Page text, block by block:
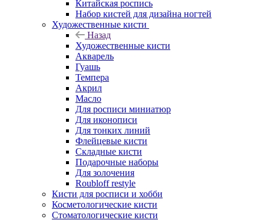
Китайская роспись
Набор кистей для дизайна ногтей
Художественные кисти
Назад
Художественные кисти
Акварель
Гуашь
Темпера
Акрил
Масло
Для росписи миниатюр
Для иконописи
Для тонких линий
Флейцевые кисти
Складные кисти
Подарочные наборы
Для золочения
Roubloff restyle
Кисти для росписи и хобби
Косметологические кисти
Стоматологические кисти